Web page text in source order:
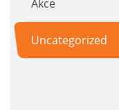
Akce
Uncategorized